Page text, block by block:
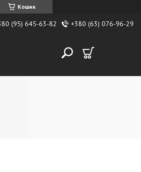
Кошик
(95) 645-63-82 +380 (63) 076-96-29